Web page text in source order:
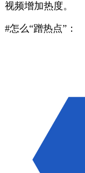
视频增加热度。
#怎么“蹭热点”：